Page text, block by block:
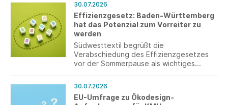
Verordnung (KI-VO)
30.07.2026
Effizienzgesetz: Baden-Württemberg
hat das Potenzial zum Vorreiter zu
werden
Südwesttextil begrüßt die
Verabschiedung des Effizienzgesetzes
vor der Sommerpause als wichtiges
30.07.2026
EU-Umfrage zu Ökodesign-